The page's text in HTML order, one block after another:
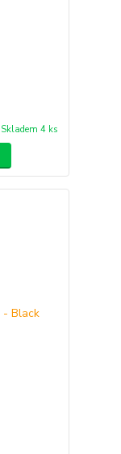
Skladem 4 ks